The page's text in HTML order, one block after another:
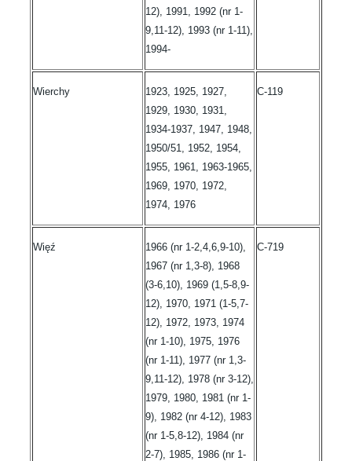
12), 1991, 1992 (nr 1-
9,11-12), 1993 (nr 1-11),
1994-
Wierchy
1923, 1925, 1927,
1929, 1930, 1931,
1934-1937, 1947, 1948,
1950/51, 1952, 1954,
1955, 1961, 1963-1965,
1969, 1970, 1972,
1974, 1976
C-119
Więź
1966 (nr 1-2,4,6,9-10),
1967 (nr 1,3-8), 1968
(3-6,10), 1969 (1,5-8,9-
12), 1970, 1971 (1-5,7-
12), 1972, 1973, 1974
(nr 1-10), 1975, 1976
(nr 1-11), 1977 (nr 1,3-
9,11-12), 1978 (nr 3-12),
1979, 1980, 1981 (nr 1-
9), 1982 (nr 4-12), 1983
(nr 1-5,8-12), 1984 (nr
2-7), 1985, 1986 (nr 1-
C-719